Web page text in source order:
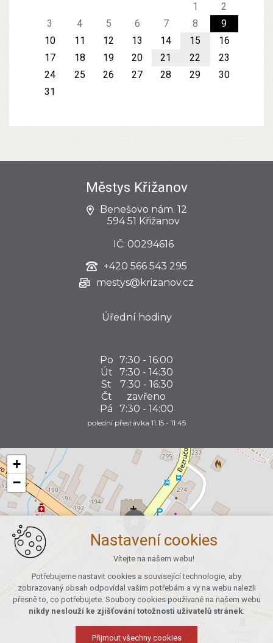
1
2
3
4 5 6 7 8
9
10
11 12 13 14 15
16
17
18 19 20 21 22
23
24
25 26 27 28 29
30
31
Městys Křižanov
Benešovo nám. 12
594 51 Křižanov
IČ: 00294616
+420 566 543 295
mestys@krizanov.cz
Úřední hodiny
Po 7:30 - 16:00
Út
7:30 - 14:30
St
7:30 - 16:30
Čt
zavřeno
Pá
7:30 - 14:00
polední přestávka 11:15 - 11:45
+
−
Nastavení cookies
Vítejte na našem webu!
Potřebujeme nastavit cookies a související technologie, aby
zobrazovaný obsah odpovídal vašim potřebám a vy na webu nalezli
přesně to, co potřebujete. Soubory cookies používané na našem webu
nikdy neslouží ke zjišťování totožnosti uživatelů stránek.
Přijmout všechny cookies